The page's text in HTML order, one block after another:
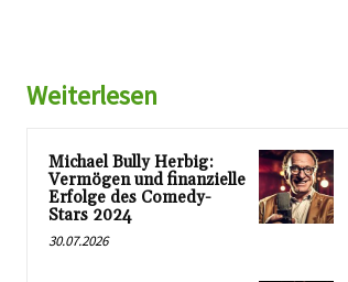
Weiterlesen
Michael Bully Herbig:
Vermögen und finanzielle
Erfolge des Comedy-
Stars 2024
30.07.2026